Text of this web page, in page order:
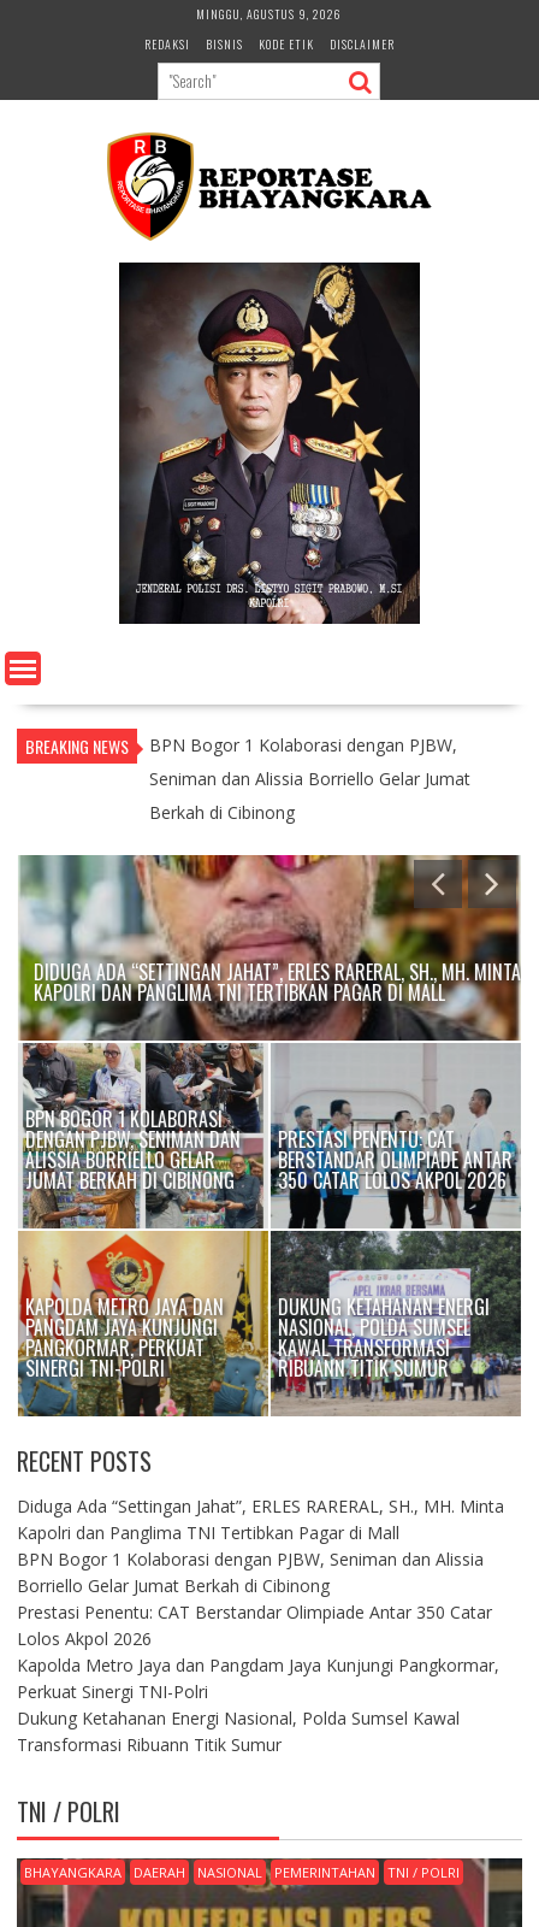
MINGGU, AGUSTUS 9, 2026
REDAKSI
BISNIS KODE ETIK DISCLAIMER
BREAKING NEWS
BPN Bogor 1 Kolaborasi dengan PJBW,
Seniman dan Alissia Borriello Gelar Jumat
Berkah di Cibinong
Prestasi Penentu: CAT Berstandar Olimpiade
Antar 350 Catar Lolos Akpol 2026
DIDUGA ADA “SETTINGAN JAHAT”, ERLES RARERAL, SH., MH. MINTA
KAPOLRI DAN PANGLIMA TNI TERTIBKAN PAGAR DI MALL
BPN BOGOR 1 KOLABORASI
DENGAN PJBW, SENIMAN DAN
ALISSIA BORRIELLO GELAR
JUMAT BERKAH DI CIBINONG
PRESTASI PENENTU: CAT
BERSTANDAR OLIMPIADE ANTAR
350 CATAR LOLOS AKPOL 2026
KAPOLDA METRO JAYA DAN
PANGDAM JAYA KUNJUNGI
PANGKORMAR, PERKUAT
SINERGI TNI-POLRI
DUKUNG KETAHANAN ENERGI
NASIONAL, POLDA SUMSEL
KAWAL TRANSFORMASI
RIBUANN TITIK SUMUR
RECENT POSTS
Diduga Ada “Settingan Jahat”, ERLES RARERAL, SH., MH. Minta
Kapolri dan Panglima TNI Tertibkan Pagar di Mall
BPN Bogor 1 Kolaborasi dengan PJBW, Seniman dan Alissia
Borriello Gelar Jumat Berkah di Cibinong
Prestasi Penentu: CAT Berstandar Olimpiade Antar 350 Catar
Lolos Akpol 2026
Kapolda Metro Jaya dan Pangdam Jaya Kunjungi Pangkormar,
Perkuat Sinergi TNI-Polri
Dukung Ketahanan Energi Nasional, Polda Sumsel Kawal
Transformasi Ribuann Titik Sumur
TNI / POLRI
BHAYANGKARA DAERAH NASIONAL PEMERINTAHAN TNI / POLRI